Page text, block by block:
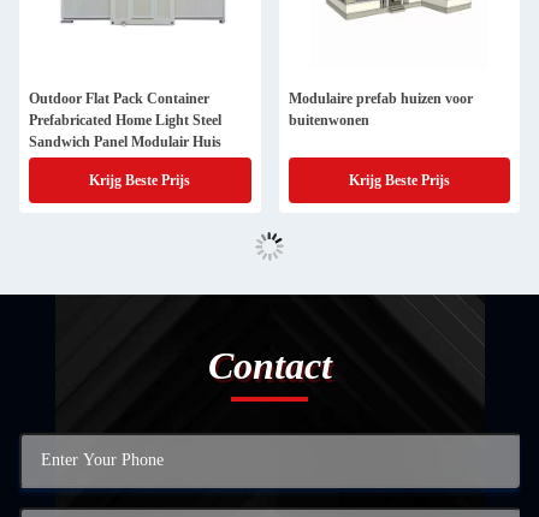
Outdoor Flat Pack Container
Prefabricated Home Light Steel
Sandwich Panel Modulair Huis
Krijg Beste Prijs
Modulaire prefab huizen voor
buitenwonen
Krijg Beste Prijs
Contact